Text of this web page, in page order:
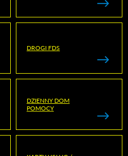
DROGI FDS
DZIENNY DOM
POMOCY